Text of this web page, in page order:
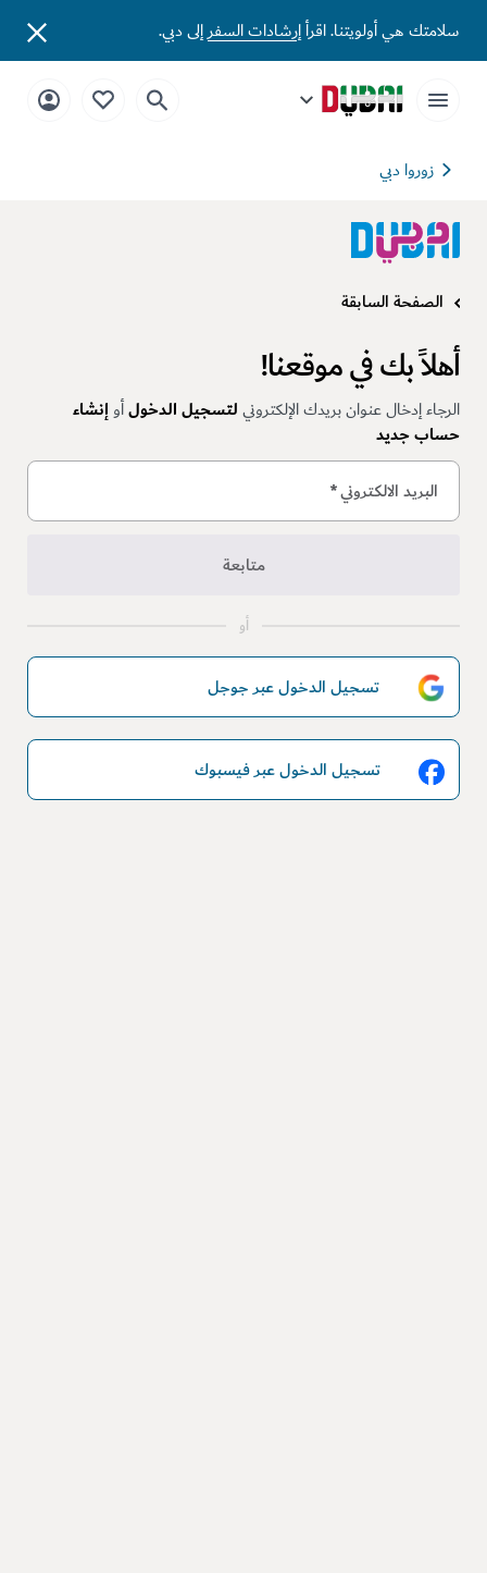
سلامتك هي أولويتنا. اقرأإرشادات السفرإلى دبي.
زوروا دبي
الصفحة السابقة
أهلاً بك في موقعنا!
الرجاء إدخال عنوان بريدك الإلكترونيلتسجيل الدخولأوإنشاء
حساب جديد
البريد الالكتروني*
متابعة
أو
تسجيل الدخول عبر جوجل
تسجيل الدخول عبر فيسبوك